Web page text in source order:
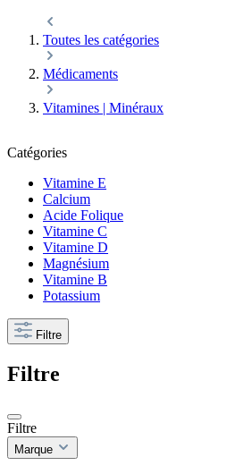
Toutes les catégories
Médicaments
Vitamines | Minéraux
Catégories
Vitamine E
Calcium
Acide Folique
Vitamine C
Vitamine D
Magnésium
Vitamine B
Potassium
Filtre
Filtre
Filtre
Marque